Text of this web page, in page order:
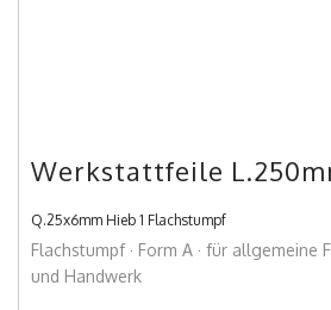
Werkstattfeile
Q.25x6mm Hieb 1 Flachstumpf
Flachstumpf · Form A · für allgemeine
und Handwerk